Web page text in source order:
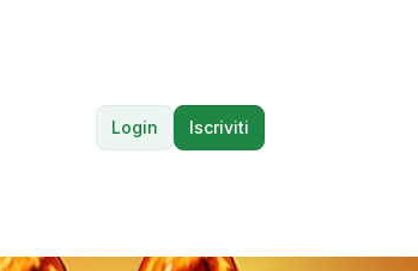
Login Iscriviti